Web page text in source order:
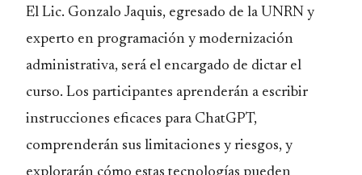
El Lic. Gonzalo Jaquis, egresado de la UNRN y
experto en programación y modernización
administrativa, será el encargado de dictar el
curso. Los participantes aprenderán a escribir
instrucciones eficaces para ChatGPT,
comprenderán sus limitaciones y riesgos, y